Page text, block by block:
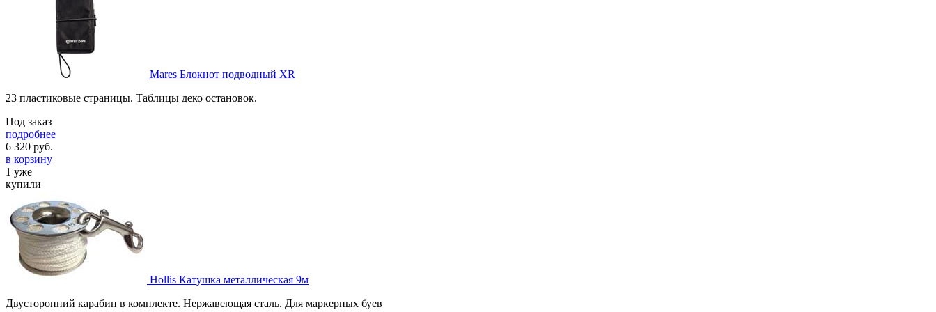
Mares Блокнот подводный XR
23 пластиковые страницы. Таблицы деко остановок.
Под заказ
подробнее
6 320 руб.
в корзину
1 уже
купили
Hollis Катушка металлическая 9м
Двусторонний карабин в комплекте. Нержавеющая сталь. Для маркерных буев